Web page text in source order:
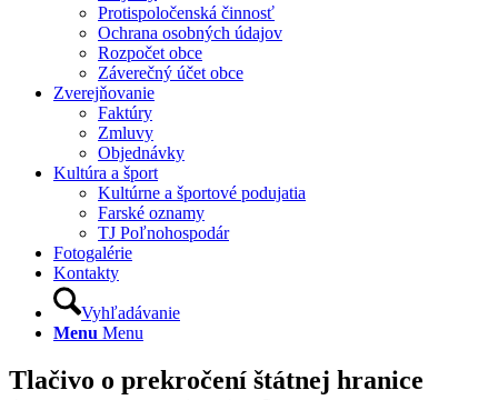
Protispoločenská činnosť
Ochrana osobných údajov
Rozpočet obce
Záverečný účet obce
Zverejňovanie
Faktúry
Zmluvy
Objednávky
Kultúra a šport
Kultúrne a športové podujatia
Farské oznamy
TJ Poľnohospodár
Fotogalérie
Kontakty
Vyhľadávanie
Menu Menu
Tlačivo o prekročení štátnej hranice